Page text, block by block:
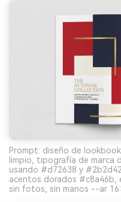
Prompt: diseño de
limpio, tipografía de marca
usando #d72638 y
acentos dorados #c8a46b,
sin fotos, sin manos --ar